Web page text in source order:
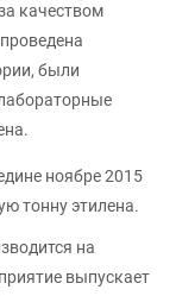
качеством
были
ноябре 2015
тонну этилена.
на
выпускает